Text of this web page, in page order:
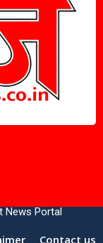
News Portal
Contact us